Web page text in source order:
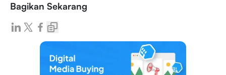
Bagikan Sekarang